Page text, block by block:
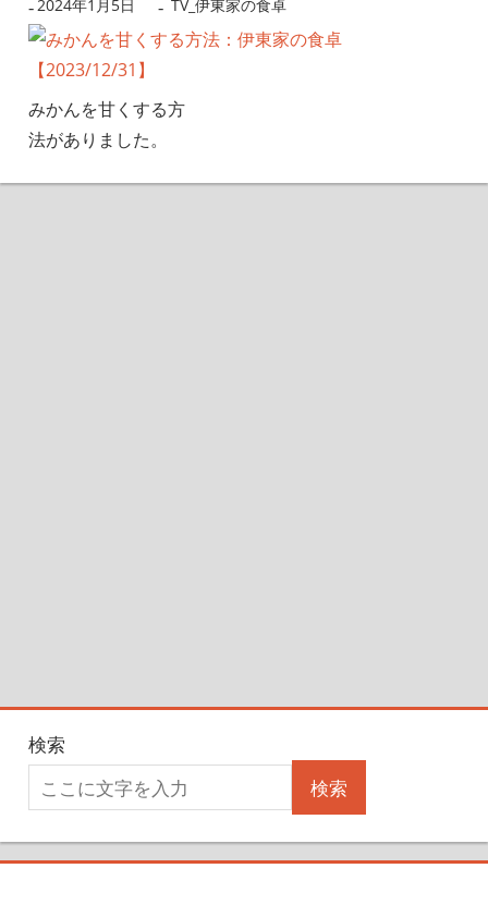
2024年1月5日 nanigoto
TV_伊東家の食卓
みかんを甘くする方
法がありました。
検索
検索